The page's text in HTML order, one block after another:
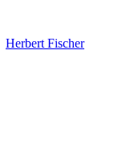
Herbert Fischer